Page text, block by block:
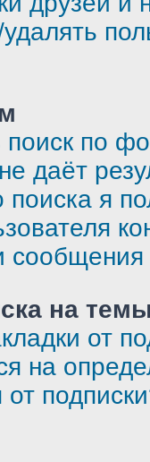
поиск по
даёт
поиска я
на
от
на
от